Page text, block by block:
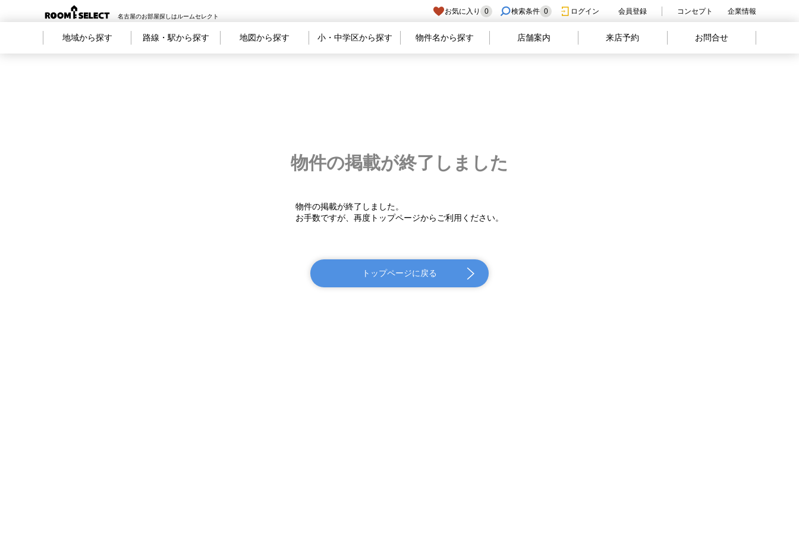
名古屋のお部屋探しはルームセレクト
お気に入り 0 検索条件 0 ログイン 会員登録 コンセプト 企業情報
地域から探す 路線・駅から探す 地図から探す 小・中学区から探す 物件名から探す 店舗案内 来店予約 お問合せ
物件の掲載が終了しました
物件の掲載が終了しました。
お手数ですが、再度トップページからご利用ください。
トップページに戻る